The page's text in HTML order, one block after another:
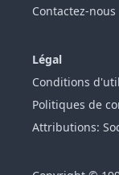
Contactez-nous
Légal
Conditions
Politiques de
Attributions: